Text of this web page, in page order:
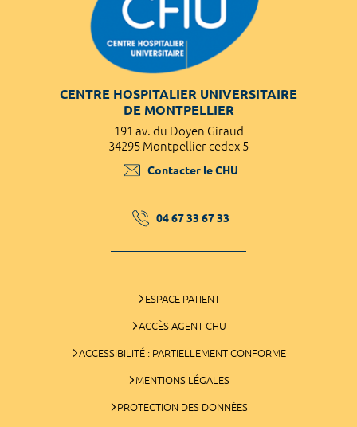
CENTRE HOSPITALIER UNIVERSITAIRE
DE MONTPELLIER
191 av. du Doyen Giraud
34295 Montpellier cedex 5
Contacter le CHU
04 67 33 67 33
ESPACE PATIENT
ACCÈS AGENT CHU
ACCESSIBILITÉ : PARTIELLEMENT CONFORME
MENTIONS LÉGALES
PROTECTION DES DONNÉES